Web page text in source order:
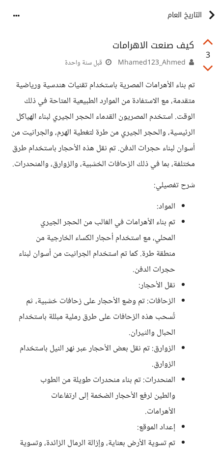
التاريخ العام
3
كيف صنعت الاهرامات
قبل سنة واحدة
تم بناء الأهرامات المصرية باستخدام تقنيات هندسية ورياضية
متقدمة، مع الاستفادة من الموارد الطبيعية المتاحة في ذلك
الوقت. استخدم المصريون القدماء الحجر الجيري لبناء الهياكل
الرئيسية، والحجر الجيري من طرة لتغطية الهرم، والجرانيت من
أسوان لبناء حجرات الدفن. تم نقل هذه الأحجار باستخدام طرق
مختلفة، بما في ذلك الزحافات الخشبية، والزوارق، والمنحدرات.
شرح تفصيلي:
المواد:
تم بناء الأهرامات في الغالب من الحجر الجيري
المحلي، مع استخدام أحجار الكساء الخارجية من
منطقة طرة. كما تم استخدام الجرانيت من أسوان لبناء
حجرات الدفن.
نقل الأحجار:
الزحافات: تم وضع الأحجار على زحافات خشبية، ثم
تُسحب هذه الزحافات على طرق رملية مبللة باستخدام
الحبال والثيران.
الزوارق: تم نقل بعض الأحجار عبر نهر النيل باستخدام
الزوارق.
المنحدرات: تم بناء منحدرات طويلة من الطوب
والطين لرفع الأحجار الضخمة إلى ارتفاعات
الأهرامات.
إعداد الموقع:
تم تسوية الأرض بعناية، وإزالة الرمال الزائدة، وتسوية